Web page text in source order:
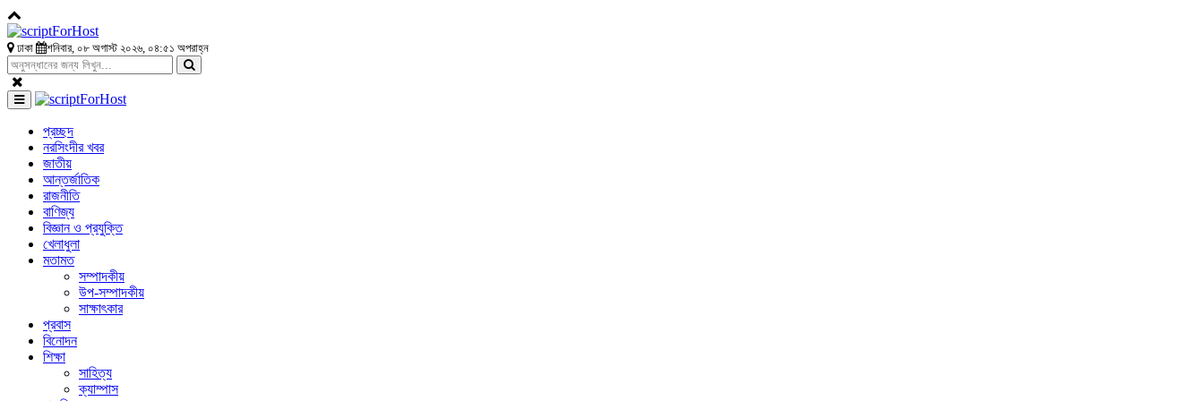
ঢাকা শনিবার, ০৮ অগাস্ট ২০২৬, ০৪:৫১ অপরাহ্ন
প্রচ্ছদ
নরসিংদীর খবর
জাতীয়
আন্তর্জাতিক
রাজনীতি
বাণিজ্য
বিজ্ঞান ও প্রযুক্তি
খেলাধুলা
মতামত
সম্পাদকীয়
উপ-সম্পাদকীয়
সাক্ষাৎকার
প্রবাস
বিনোদন
শিক্ষা
সাহিত্য
ক্যাম্পাস